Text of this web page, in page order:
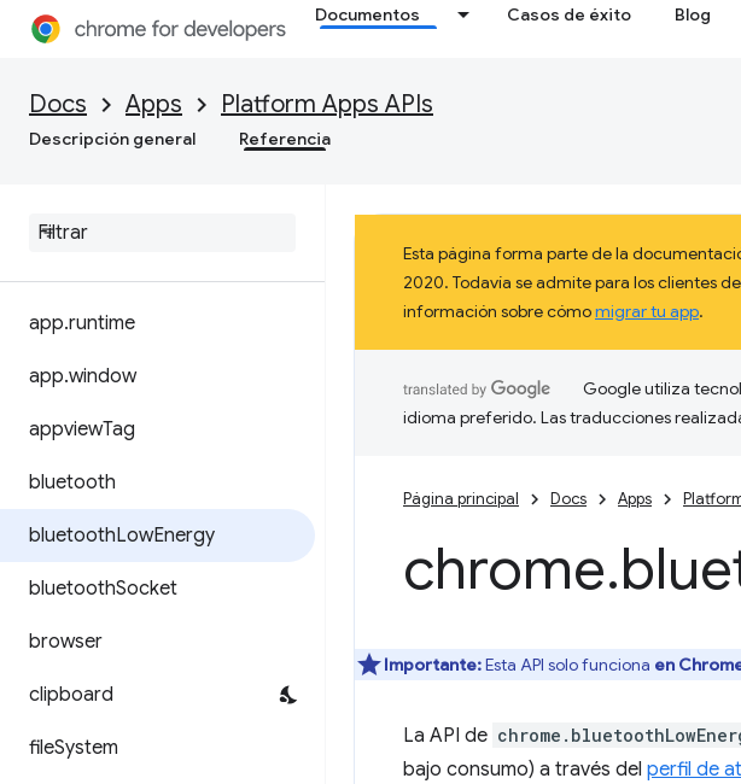
Documentos Casos de éxito Blog
Docs Apps Platform Apps APIs
Descripción general Referencia
app.runtime
app.window
appviewTag
bluetooth
bluetoothLowEnergy
bluetoothSocket
browser
clipboard
fileSystem
Esta página forma parte de la
2020. Todavía se admite para los clientes
información sobre cómomigrar tu app.
Google utiliza
idioma preferido. Las traducciones
Página principal Docs Apps
chrome.
Importante:Esta API solo funciona en
La API de
bajo consumo) a través del perfil de